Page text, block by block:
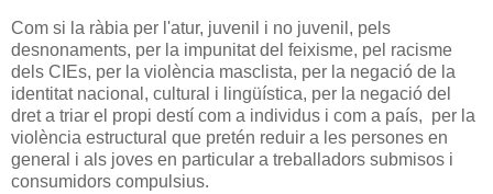
Com si la ràbia per l'atur, juvenil i no juvenil, pels
desnonaments, per la impunitat del feixisme, pel racisme
dels CIEs, per la violència masclista, per la negació de la
identitat nacional, cultural i lingüística, per la negació del
dret a triar el propi destí com a individus i com a país, per la
violència estructural que pretén reduir a les persones en
general i als joves en particular a treballadors submisos i
consumidors compulsius.